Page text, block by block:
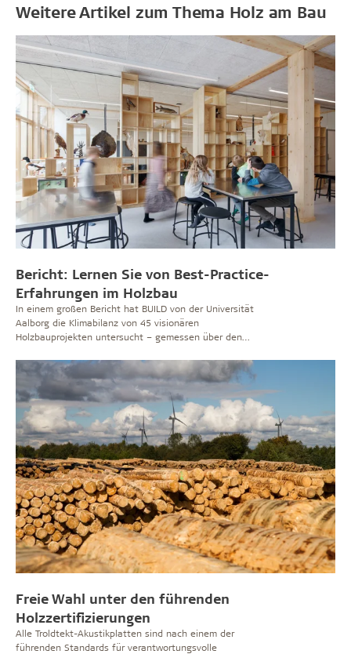
Weitere Artikel zum Thema Holz am Bau
Bericht: Lernen Sie von Best-Practice-
Erfahrungen im Holzbau
In einem großen Bericht hat BUILD von der Universität
Aalborg die Klimabilanz von 45 visionären
Holzbauprojekten untersucht – gemessen über den
bautechnischen Erfahrungen, die in 35 dieser Projekte
gewonnen wurden, sind ebenfalls in dem schönen
Katalog des Berichts beschrieben und geben anderen
Inspiration, die auch mit Holz bauen möchten.
Freie Wahl unter den führenden
Holzzertifizierungen
Alle Troldtekt-Akustikplatten sind nach einem der
führenden Standards für verantwortungsvolle